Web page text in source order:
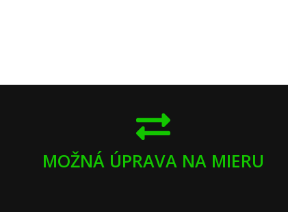
MOŽNÁ ÚPRAVA NA MIERU